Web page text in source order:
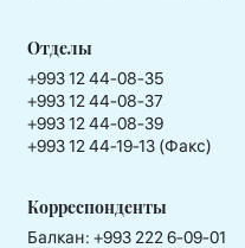
Отделы
+993 12 44-08-35
+993 12 44-08-37
+993 12 44-08-39
+993 12 44-19-13 (Факс)
Корреспонденты
Балкан: +993 222 6-09-01